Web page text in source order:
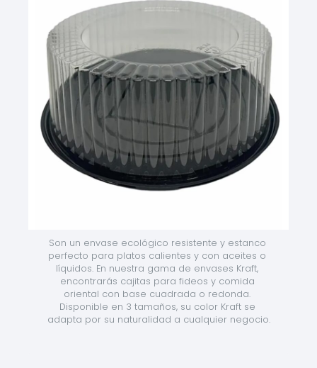
Son un envase ecológico resistente y estanco
perfecto para platos calientes y con aceites o
líquidos. En nuestra gama de envases Kraft,
encontrarás cajitas para fideos y comida
oriental con base cuadrada o redonda.
Disponible en 3 tamaños, su color Kraft se
adapta por su naturalidad a cualquier negocio.